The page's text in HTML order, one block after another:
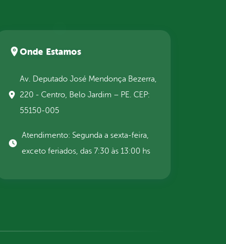
Onde Estamos
Av. Deputado José Mendonça Bezerra,
220 - Centro, Belo Jardim – PE. CEP:
55150-005
Atendimento: Segunda a sexta-feira,
exceto feriados, das 7:30 às 13:00 hs